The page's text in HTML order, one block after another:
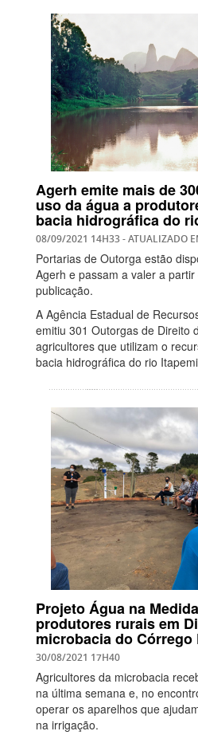
Agerh emite mais de
uso da água a
bacia hidrográfica do
08/09/2021 14H33- ATUALIZADO
Portarias de Outorga estão
Agerh e passam a valer a
publicação.
A Agência Estadual de
emitiu 301 Outorgas de Direito
agricultores que utilizam o
bacia hidrográfica do rio
Projeto Água na
produtores rurais em
microbacia do Córrego
30/08/2021 17H40
Agricultores da microbacia
na última semana e, no
operar os aparelhos que
na irrigação.